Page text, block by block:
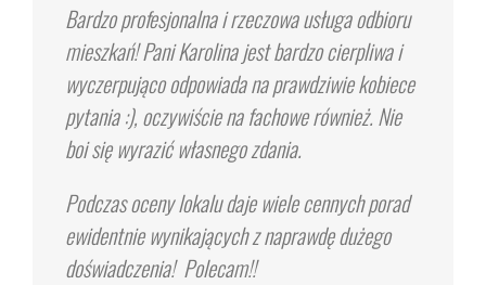
Bardzo profesjonalna i rzeczowa usługa odbioru
mieszkań! Pani Karolina jest bardzo cierpliwa i
wyczerpująco odpowiada na prawdziwie kobiece
pytania :), oczywiście na fachowe również. Nie
boi się wyrazić własnego zdania.
Podczas oceny lokalu daje wiele cennych porad
ewidentnie wynikających z naprawdę dużego
doświadczenia! Polecam!!